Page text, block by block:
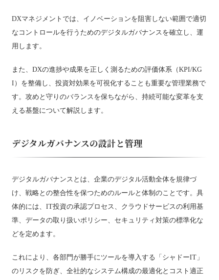
DXマネジメントでは、イノベーションを阻害しない範囲で適切
なコントロールを行うためのデジタルガバナンスを確立し、運
用します。
また、DXの進捗や成果を正しく測るための評価体系（KPI/KG
I）を整備し、投資対効果を可視化することも重要な管理業務で
す。攻めと守りのバランスを保ちながら、持続可能な変革を支
える基盤について解説します。
デジタルガバナンスの設計と管理
デジタルガバナンスとは、企業のデジタル活動全体を規律づ
け、戦略との整合性を保つためのルールと体制のことです。具
体的には、IT投資の承認プロセス、クラウドサービスの利用基
準、データの取り扱いポリシー、セキュリティ対策の標準化な
どを定めます。
これにより、各部門が勝手にツールを導入する「シャドーIT」
のリスクを防ぎ、全社的なシステム構成の最適化とコスト適正